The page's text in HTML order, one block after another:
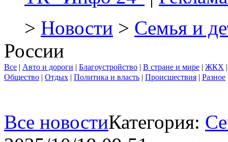
> Новости > Семья и
России
Все | Авто и дороги | Благоустройство | В стране и мире | ЖКХ
Общество | Отдых | Политика и власть | Происшествия | Разное
Все новостиКатегория: